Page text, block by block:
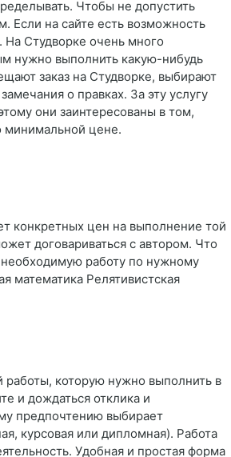
Чтобы не допустить
Если на сайте есть возможность
На Студворке очень много
нужно выполнить какую-нибудь
заказ на Студворке, выбирают
о правках. За эту услугу
они заинтересованы в том,
минимальной цене.
конкретных цен на выполнение той
договариваться с автором. Что
необходимую работу по нужному
математика Релятивистская
работы, которую нужно выполнить в
и дождаться отклика и
предпочтению выбирает
курсовая или дипломная). Работа
Удобная и простая форма